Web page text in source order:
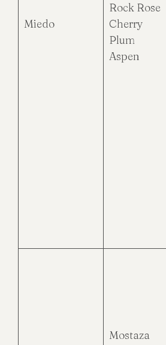
Miedo
Rock Rose
Cherry
Plum
Aspen
Mostaza